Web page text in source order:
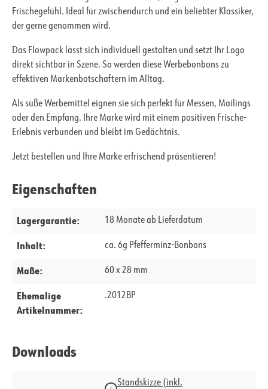
Frischegefühl. Ideal für zwischendurch und ein beliebter Klassiker,
der gerne genommen wird.
Das Flowpack lässt sich individuell gestalten und setzt Ihr Logo
direkt sichtbar in Szene. So werden diese Werbebonbons zu
effektiven Markenbotschaftern im Alltag.
Als süße Werbemittel eignen sie sich perfekt für Messen, Mailings
oder den Empfang. Ihre Marke wird mit einem positiven Frische-
Erlebnis verbunden und bleibt im Gedächtnis.
Jetzt bestellen und Ihre Marke erfrischend präsentieren!
Eigenschaften
Lagergarantie: 18 Monate ab Lieferdatum
Inhalt: ca. 6g Pfefferminz-Bonbons
Maße: 60 x 28 mm
Ehemalige
Artikelnummer:
.2012BP
Downloads
Standskizze (inkl.